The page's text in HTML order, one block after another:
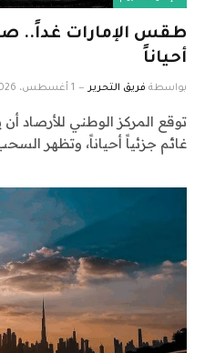
طقس الإمارات غداً..
أحياناً
بواسطة فريق التحرير 1 أغسطس، 2026
توقع المركز الوطني للأرصاد
غائم جزئياً أحياناً، وتظهر